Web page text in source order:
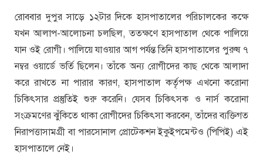
রোববার দুপুর সাড়ে ১২টার দিকে হাসপাতালের পরিচালকের কক্ষে
যখন আলাপ-আলোচনা চলছিল, ততক্ষণে হাসপাতাল থেকে পালিয়ে
যান ওই রোগী। পালিয়ে যাওয়ার আগ পর্যন্ত তিনি হাসপাতালের পুরুষ ৭
নম্বর ওয়ার্ডে ভর্তি ছিলেন। তাঁকে অন্য রোগীদের কাছ থেকে আলাদা
করে রাখতে না পারার কারণ, হাসপাতাল কর্তৃপক্ষ এখনো করোনা
চিকিৎসার প্রস্তুতিই শুরু করেনি। যেসব চিকিৎসক ও নার্স করোনা
সংক্রমণের ঝুঁকিতে থাকা রোগীদের চিকিৎসা করবেন, তাঁদের ব্যক্তিগত
নিরাপত্তাসামগ্রী বা পারসোনাল প্রোটেকশন ইকুইপমেন্টও (পিপিই) এই
হাসপাতালে নেই।